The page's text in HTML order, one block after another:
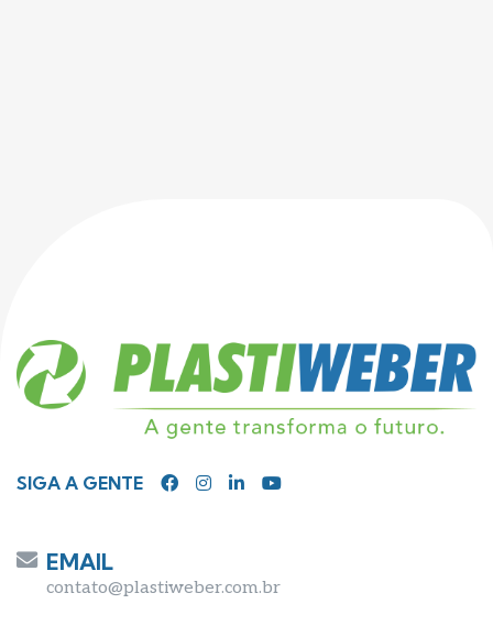
SIGA A GENTE
EMAIL
contato@plastiweber.com.br